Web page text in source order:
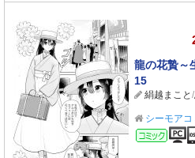
龍の花贄～
15
絹越まこと /
シーモアコ
コミ